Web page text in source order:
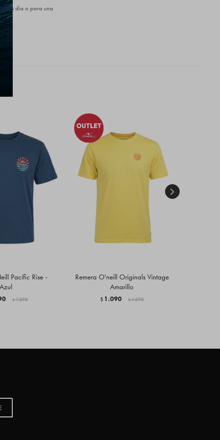
a día o para una
Pacific Rise -
Azul
$ 1.290
Remera O'neill Originals Vintage
Amarillo
$ 1.090 $ 1.290
